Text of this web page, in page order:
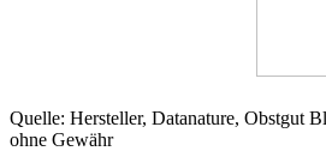
Quelle: Hersteller, Datanature, Obstgut
ohne Gewähr